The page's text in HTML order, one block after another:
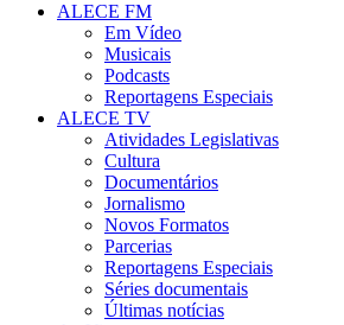
ALECE FM
Em Vídeo
Musicais
Podcasts
Reportagens Especiais
ALECE TV
Atividades Legislativas
Cultura
Documentários
Jornalismo
Novos Formatos
Parcerias
Reportagens Especiais
Séries documentais
Últimas notícias